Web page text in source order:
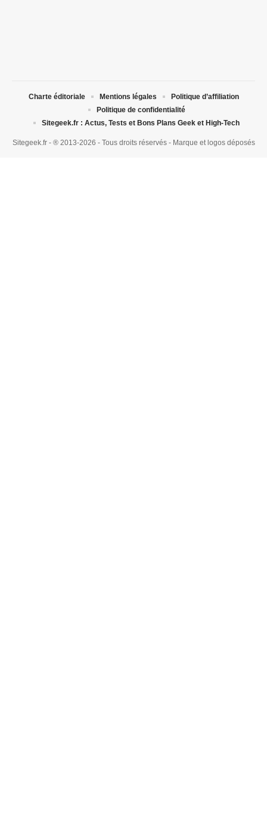
Sitegeek.fr - ® 2013-2026 - Tous droits réservés - Marque et logos déposés
Charte éditoriale Mentions légales
Politique d’affiliation
Politique de confidentialité
Sitegeek.fr : Actus, Tests et Bons Plans Geek et High-Tech